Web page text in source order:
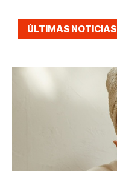
ÚLTIMAS NOTICIAS